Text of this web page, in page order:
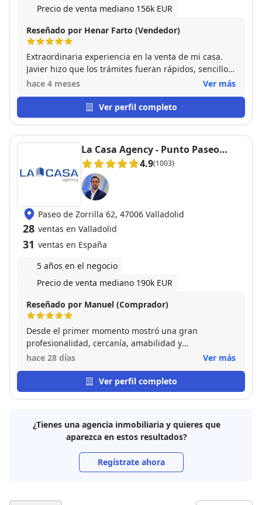
Precio de venta mediano 156k EUR
Reseñado por Henar Farto (Vendedor)
Extraordinaria experiencia en la venta de mi casa.
Javier hizo que los trámites fueran rápidos, sencillos
y siempre se mantuvo atento a todas las gestiones
amabilidad desde el primer día. Recomiendo 100%
poneros en sus manos para compraventas de casas
su gran trabajo.
hace 4 meses Ver más
Ver perfil completo
La Casa Agency - Punto Paseo
Zorrilla
4.9(1003)
Paseo de Zorrilla 62, 47006 Valladolid
28 ventas en Valladolid
31 ventas en España
5 años en el negocio
Precio de venta mediano 190k EUR
Reseñado por Manuel (Comprador)
Desde el primer momento mostró una gran
profesionalidad, cercanía, amabilidad y
disponibilidad para resolver cualquier duda. Muy
Totalmente recomendable.
hace 28 días Ver más
Ver perfil completo
¿Tienes una agencia inmobiliaria y quieres que
aparezca en estos resultados?
Regístrate ahora